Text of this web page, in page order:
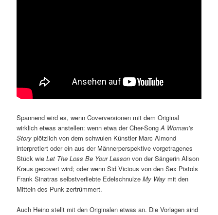
Spannend wird es, wenn Coverversionen mit dem Original
wirklich etwas anstellen: wenn etwa der Cher-SongA Woman’s
Story plötzlich von dem schwulen Künstler Marc Almond
interpretiert oder ein aus der Männerperspektive vorgetragenes
Stück wieLet The Loss Be Your Lesson von der Sängerin Alison
Kraus gecovert wird; oder wenn Sid Vicious von den Sex Pistols
Frank Sinatras selbstverliebte EdelschnulzeMy Way mit den
Mitteln des Punk zertrümmert.
Auch Heino stellt mit den Originalen etwas an. Die Vorlagen sind